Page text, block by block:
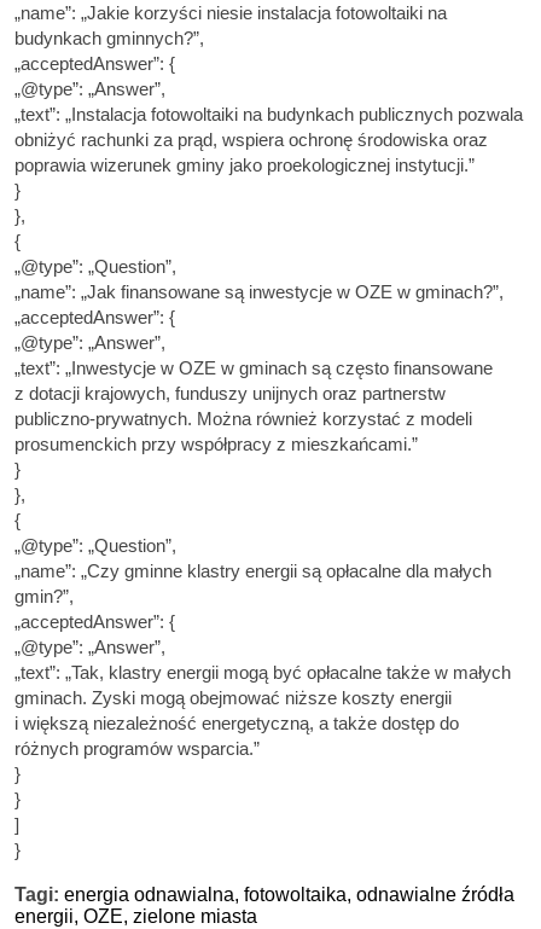
„name”: „Jakie korzyści niesie instalacja fotowoltaiki na
budynkach gminnych?”,
„acceptedAnswer”: {
„@type”: „Answer”,
„text”: „Instalacja fotowoltaiki na budynkach publicznych pozwala
obniżyć rachunki za prąd, wspiera ochronę środowiska oraz
poprawia wizerunek gminy jako proekologicznej instytucji.”
}
},
{
„@type”: „Question”,
„name”: „Jak finansowane są inwestycje w OZE w gminach?”,
„acceptedAnswer”: {
„@type”: „Answer”,
„text”: „Inwestycje w OZE w gminach są często finansowane
z dotacji krajowych, funduszy unijnych oraz partnerstw
publiczno-prywatnych. Można również korzystać z modeli
prosumenckich przy współpracy z mieszkańcami.”
}
},
{
„@type”: „Question”,
„name”: „Czy gminne klastry energii są opłacalne dla małych
gmin?”,
„acceptedAnswer”: {
„@type”: „Answer”,
„text”: „Tak, klastry energii mogą być opłacalne także w małych
gminach. Zyski mogą obejmować niższe koszty energii
i większą niezależność energetyczną, a także dostęp do
różnych programów wsparcia.”
}
}
]
}
Tagi: energia odnawialna, fotowoltaika, odnawialne źródła
energii, OZE, zielone miasta